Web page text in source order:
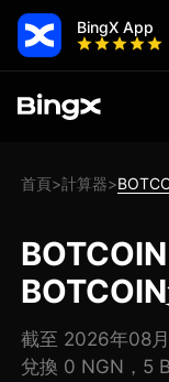
BingX App
首頁>計算器>
截至 2026年08
兌換 0 NGN，5